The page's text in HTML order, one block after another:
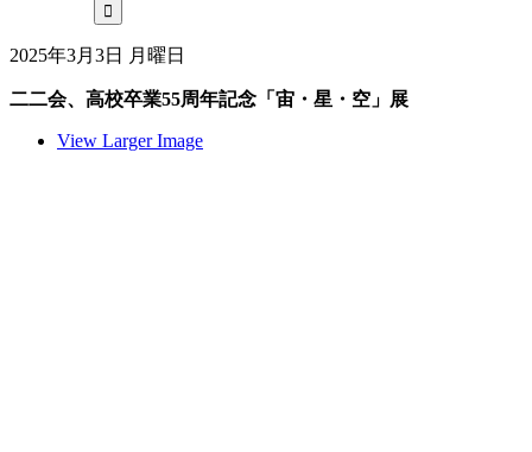
2025年3月3日 月曜日
二二会、高校卒業55周年記念「宙・星・空」展
View Larger Image